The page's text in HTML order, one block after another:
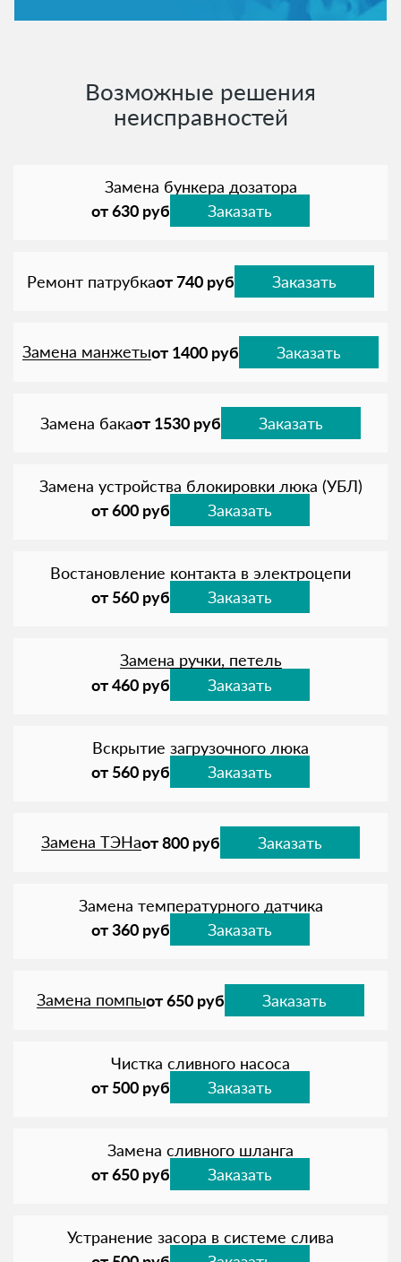
Возможные решения
неисправностей
Замена бункера дозатора
от 630 руб
Заказать
Ремонт патрубкаот 740 руб Заказать
Замена манжетыот 1400 руб Заказать
Замена бакаот 1530 руб Заказать
Замена устройства блокировки люка (УБЛ)
от 600 руб
Заказать
Востановление контакта в электроцепи
от 560 руб
Заказать
Замена ручки, петель
от 460 руб
Заказать
Вскрытие загрузочного люка
от 560 руб
Заказать
Замена ТЭНаот 800 руб Заказать
Замена температурного датчика
от 360 руб
Заказать
Замена помпыот 650 руб Заказать
Чистка сливного насоса
от 500 руб
Заказать
Замена сливного шланга
от 650 руб
Заказать
Устранение засора в системе слива